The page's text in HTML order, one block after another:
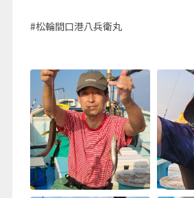
#松輪間口港八兵衛丸